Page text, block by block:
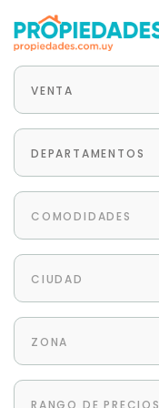
VENTA
DEPARTAMENTOS
COMODIDADES
CIUDAD
ZONA
RANGO DE PRECIOS